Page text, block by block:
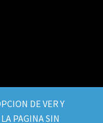
DE VER Y
PAGINA SIN